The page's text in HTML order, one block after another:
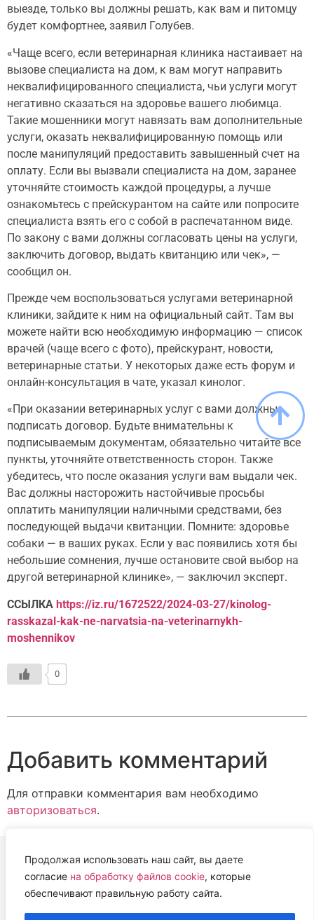
Продолжая использовать наш сайт, вы даете
согласие на обработку файлов cookie, которые
обеспечивают правильную работу сайта.
выезде, только вы должны решать, как вам и питомцу
будет комфортнее, заявил Голубев.
«Чаще всего, если ветеринарная клиника настаивает на
вызове специалиста на дом, к вам могут направить
неквалифицированного специалиста, чьи услуги могут
негативно сказаться на здоровье вашего любимца.
Такие мошенники могут навязать вам дополнительные
услуги, оказать неквалифицированную помощь или
после манипуляций предоставить завышенный счет на
оплату. Если вы вызвали специалиста на дом, заранее
уточняйте стоимость каждой процедуры, а лучше
ознакомьтесь с прейскурантом на сайте или попросите
специалиста взять его с собой в распечатанном виде.
По закону с вами должны согласовать цены на услуги,
заключить договор, выдать квитанцию или чек», —
сообщил он.
Прежде чем воспользоваться услугами ветеринарной
клиники, зайдите к ним на официальный сайт. Там вы
можете найти всю необходимую информацию — список
врачей (чаще всего с фото), прейскурант, новости,
ветеринарные статьи. У некоторых даже есть форум и
онлайн-консультация в чате, указал кинолог.
«При оказании ветеринарных услуг с вами должны
подписать договор. Будьте внимательны к
подписываемым документам, обязательно читайте все
пункты, уточняйте ответственность сторон. Также
убедитесь, что после оказания услуги вам выдали чек.
Вас должны насторожить настойчивые просьбы
оплатить манипуляции наличными средствами, без
последующей выдачи квитанции. Помните: здоровье
собаки — в ваших руках. Если у вас появились хотя бы
небольшие сомнения, лучше остановите свой выбор на
другой ветеринарной клинике», — заключил эксперт.
ССЫЛКА https://iz.ru/1672522/2024-03-27/kinolog-
rasskazal-kak-ne-narvatsia-na-veterinarnykh-
moshennikov
0
Добавить комментарий
Для отправки комментария вам необходимо
авторизоваться.
ВЕТЕРИНАРНАЯ АССОЦИАЦИЯ
НИЖЕГОРОДСКОЙ ОБЛАСТИ (НОВА)
2022 г.